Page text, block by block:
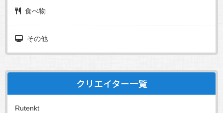
食べ物
その他
クリエイター一覧
Rutenkt